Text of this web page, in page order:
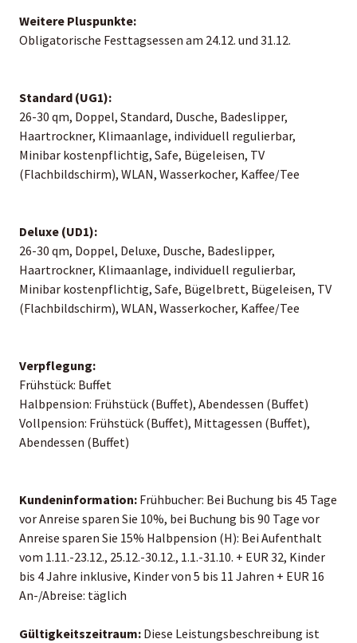
Weitere Pluspunkte:
Obligatorische Festtagsessen am 24.12. und 31.12.
Standard (UG1):
26-30 qm, Doppel, Standard, Dusche, Badeslipper,
Haartrockner, Klimaanlage, individuell regulierbar,
Minibar kostenpflichtig, Safe, Bügeleisen, TV
(Flachbildschirm), WLAN, Wasserkocher, Kaffee/Tee
Deluxe (UD1):
26-30 qm, Doppel, Deluxe, Dusche, Badeslipper,
Haartrockner, Klimaanlage, individuell regulierbar,
Minibar kostenpflichtig, Safe, Bügelbrett, Bügeleisen, TV
(Flachbildschirm), WLAN, Wasserkocher, Kaffee/Tee
Verpflegung:
Frühstück: Buffet
Halbpension: Frühstück (Buffet), Abendessen (Buffet)
Vollpension: Frühstück (Buffet), Mittagessen (Buffet),
Abendessen (Buffet)
Kundeninformation: Frühbucher: Bei Buchung bis 45 Tage
vor Anreise sparen Sie 10%, bei Buchung bis 90 Tage vor
Anreise sparen Sie 15% Halbpension (H): Bei Aufenthalt
vom 1.11.-23.12., 25.12.-30.12., 1.1.-31.10. + EUR 32, Kinder
bis 4 Jahre inklusive, Kinder von 5 bis 11 Jahren + EUR 16
An-/Abreise: täglich
Gültigkeitszeitraum: Diese Leistungsbeschreibung ist